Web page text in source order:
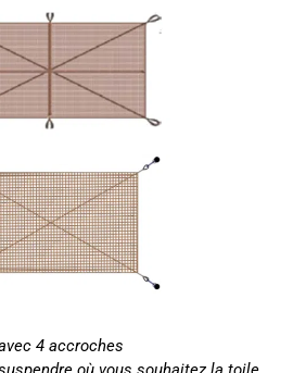
4 accroches